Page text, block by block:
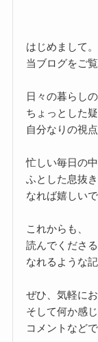
はじめまして。
当ブログをご
日々の暮らし
ちょっとした
自分なりの視
忙しい毎日の中
ふとした息抜
なれば嬉しいで
これからも、
読んでくださ
なれるような
ぜひ、気軽に
そして何か感
コメントなど